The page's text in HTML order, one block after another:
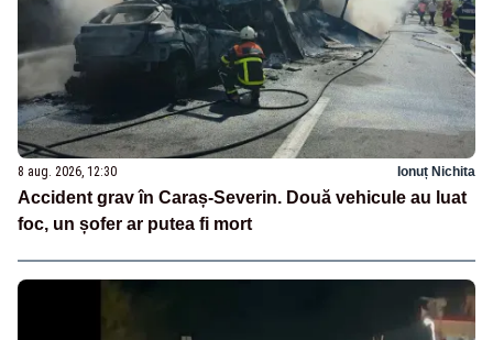
8 aug. 2026, 12:30 Ionuț Nichita
Accident grav în Caraș-Severin. Două vehicule au luat
foc, un șofer ar putea fi mort